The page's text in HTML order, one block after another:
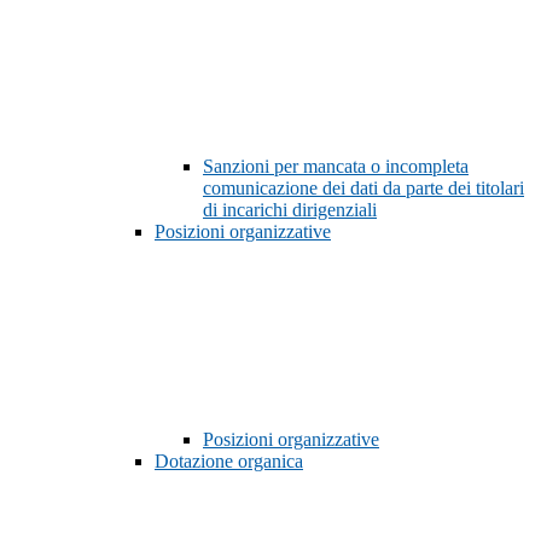
Sanzioni per mancata o incompleta
comunicazione dei dati da parte dei titolari
di incarichi dirigenziali
Posizioni organizzative
Posizioni organizzative
Dotazione organica